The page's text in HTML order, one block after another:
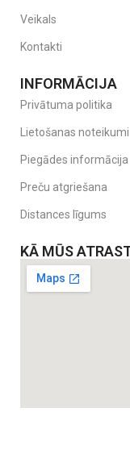
Veikals
Kontakti
INFORMĀCIJA
Privātuma politika
Lietošanas noteikumi
Piegādes informācija
Preču atgriešana
Distances līgums
KĀ MŪS